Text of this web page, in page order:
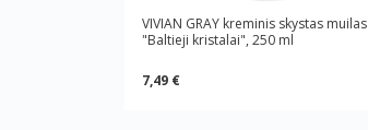
VIVIAN GRAY kreminis skystas muilas
"Baltieji kristalai", 250 ml
7,49 €